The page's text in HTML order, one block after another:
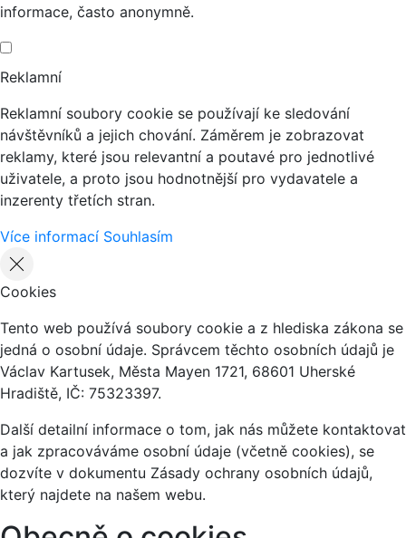
informace, často anonymně.
Reklamní
Reklamní soubory cookie se používají ke sledování
návštěvníků a jejich chování. Záměrem je zobrazovat
reklamy, které jsou relevantní a poutavé pro jednotlivé
uživatele, a proto jsou hodnotnější pro vydavatele a
inzerenty třetích stran.
Více informací Souhlasím
Cookies
Tento web používá soubory cookie a z hlediska zákona se
jedná o osobní údaje. Správcem těchto osobních údajů je
Václav Kartusek, Města Mayen 1721, 68601 Uherské
Hradiště, IČ: 75323397.
Další detailní informace o tom, jak nás můžete kontaktovat
a jak zpracováváme osobní údaje (včetně cookies), se
dozvíte v dokumentu Zásady ochrany osobních údajů,
který najdete na našem webu.